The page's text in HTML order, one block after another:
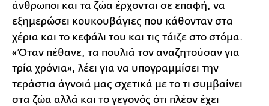
άνθρωποι και τα ζώα έρχονται σε επαφή, να
εξημερώσει κουκουβάγιες που κάθονταν στα
χέρια και το κεφάλι του και τις τάιζε στο στόμα.
«Όταν πέθανε, τα πουλιά τον αναζητούσαν για
τρία χρόνια», λέει για να υπογραμμίσει την
τεράστια άγνοιά μας σχετικά με το τι συμβαίνει
στα ζώα αλλά και το γεγονός ότι πλέον έχει